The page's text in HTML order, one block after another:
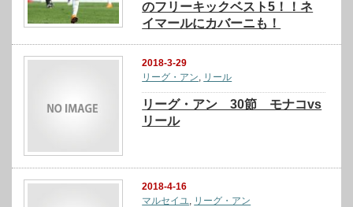
のフリーキックベスト5！！ネ
イマールにカバーニも！
2018-3-29
リーグ・アン, リール
リーグ・アン 30節 モナコvs
リール
2018-4-16
マルセイユ
リーグ・アン